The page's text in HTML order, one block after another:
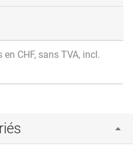
CHF, sans TVA, incl.